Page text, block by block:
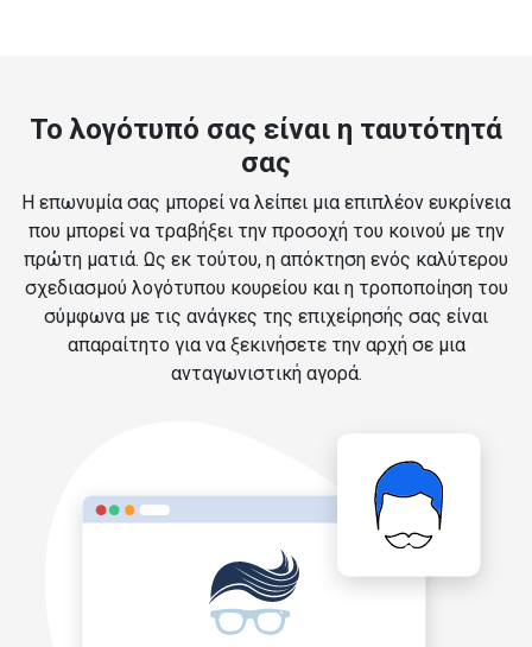
Το λογότυπό σας είναι η ταυτότητά
σας
Η επωνυμία σας μπορεί να λείπει μια επιπλέον ευκρίνεια
που μπορεί να τραβήξει την προσοχή του κοινού με την
πρώτη ματιά. Ως εκ τούτου, η απόκτηση ενός καλύτερου
σχεδιασμού λογότυπου κουρείου και η τροποποίηση του
σύμφωνα με τις ανάγκες της επιχείρησής σας είναι
απαραίτητο για να ξεκινήσετε την αρχή σε μια
ανταγωνιστική αγορά.